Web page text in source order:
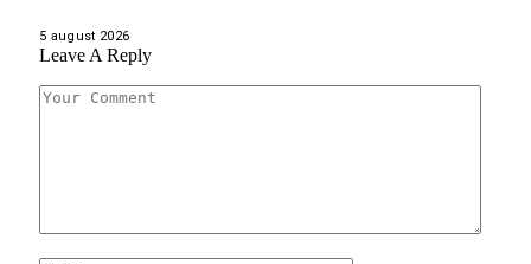
5 august 2026
Leave A Reply